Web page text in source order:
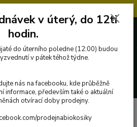
Hledat
505
ml.
v úterý, do 12ti
hodin.
do úterního poledne (12:00) budou
v pátek téhož týdne.
nás na facebooku, kde průběžně
informace, především také o aktuální
otvírací doby prodejny.
prodejnabiokosiky